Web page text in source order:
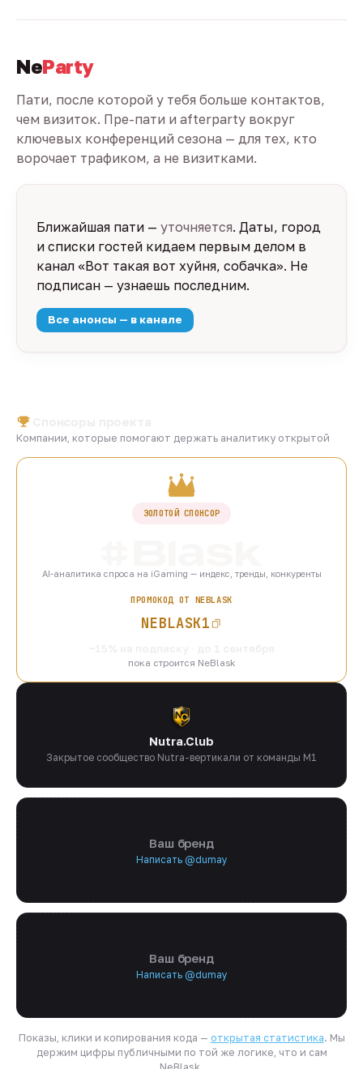
NeParty
Пати, после которой у тебя больше контактов,
чем визиток. Пре-пати и afterparty вокруг
ключевых конференций сезона — для тех, кто
ворочает трафиком, а не визитками.
Ближайшая пати — уточняется. Даты, город
и списки гостей кидаем первым делом в
канал «Вот такая вот хуйня, собачка». Не
подписан — узнаешь последним.
Все анонсы — в канале
Компании, которые помогают держать аналитику открытой
ЗОЛОТОЙ СПОНСОР
AI-аналитика спроса на iGaming — индекс, тренды, конкуренты
ПРОМОКОД ОТ NEBLASK
NEBLASK1
пока строится NeBlask
Nutra.Club
Закрытое сообщество Nutra-вертикали от команды M1
Ваш бренд
Написать @dumay
Ваш бренд
Написать @dumay
Показы, клики и копирования кода — открытая статистика. Мы
держим цифры публичными по той же логике, что и сам